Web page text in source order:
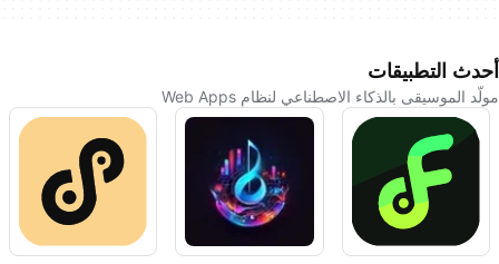
أحدث التطبيقات
مولّد الموسيقى بالذكاء الاصطناعي لنظام Web Apps